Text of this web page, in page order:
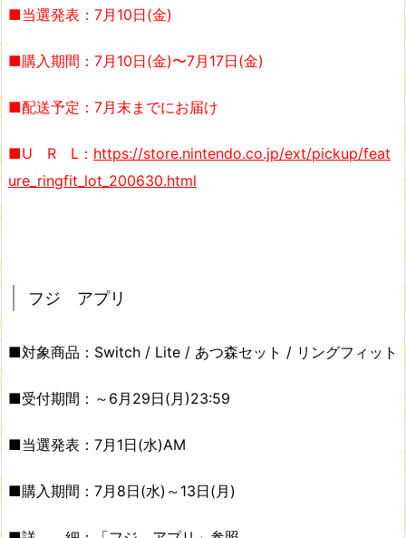
■当選発表：7月10日(金)
■購入期間：7月10日(金)〜7月17日(金)
■配送予定：7月末までにお届け
■U R L： https://store.nintendo.co.jp/ext/pickup/feat
ure_ringfit_lot_200630.html
フジ アプリ
■対象商品：Switch / Lite / あつ森セット / リングフィット
■受付期間：～6月29日(月)23:59
■当選発表：7月1日(水)AM
■購入期間：7月8日(水)～13日(月)